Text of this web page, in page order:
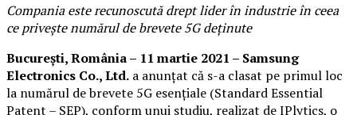
Compania este recunoscută drept lider în industrie în ceea
ce privește numărul de brevete 5G deținute
București, România – 11 martie 2021 – Samsung
Electronics Co., Ltd. a anunțat că s-a clasat pe primul loc
la numărul de brevete 5G esențiale (Standard Essential
Patent – SEP), conform unui studiu, realizat de IPlytics, o